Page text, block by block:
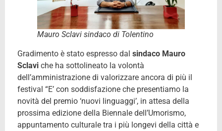
Mauro Sclavi sindaco di Tolentino
Gradimento è stato espresso dal sindaco Mauro
Sclavi che ha sottolineato la volontà
dell’amministrazione di valorizzare ancora di più il
festival “E’ con soddisfazione che presentiamo la
novità del premio ‘nuovi linguaggi’, in attesa della
prossima edizione della Biennale dell’Umorismo,
appuntamento culturale tra i più longevi della città e